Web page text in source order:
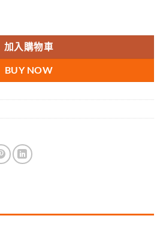
加入購物車
BUY NOW